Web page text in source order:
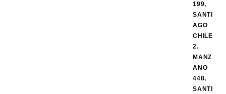
199,
SANTI
AGO
CHILE
2.
MANZ
ANO
448,
SANTI